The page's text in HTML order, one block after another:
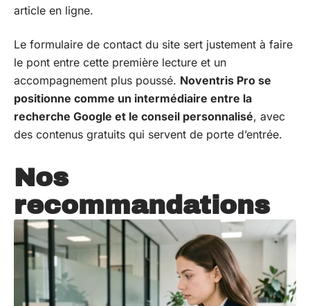
article en ligne.
Le formulaire de contact du site sert justement à faire
le pont entre cette première lecture et un
accompagnement plus poussé. Noventris Pro se
positionne comme un intermédiaire entre la
recherche Google et le conseil personnalisé, avec
des contenus gratuits qui servent de porte d’entrée.
Nos
recommandations